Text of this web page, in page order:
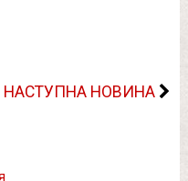
НАСТУПНА НОВИНА